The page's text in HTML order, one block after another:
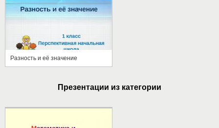
Разность и её значение
Презентации из категории